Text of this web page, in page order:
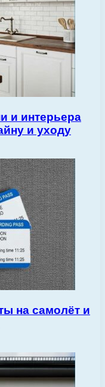
и интерьера
и уходу
на самолёт и